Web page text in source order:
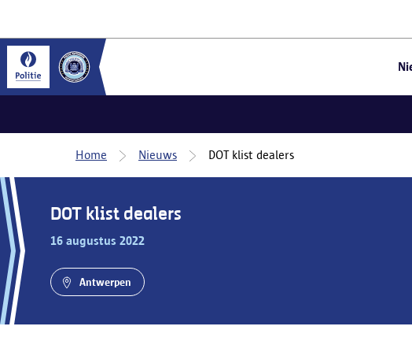
Home Nieuws DOT klist dealers
DOT klist dealers
16 augustus 2022
Antwerpen